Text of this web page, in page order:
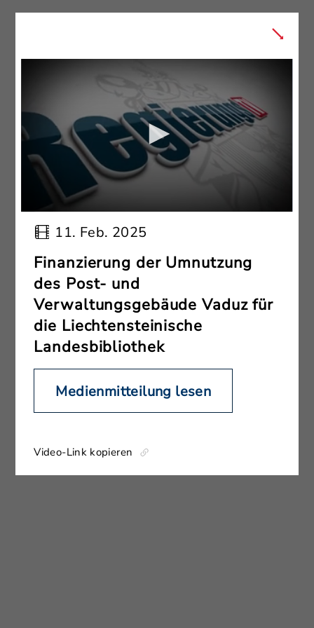
11. Feb. 2025
Finanzierung der Umnutzung
des Post- und
Verwaltungsgebäude Vaduz für
die Liechtensteinische
Landesbibliothek
Medienmitteilung lesen
Video-Link kopieren